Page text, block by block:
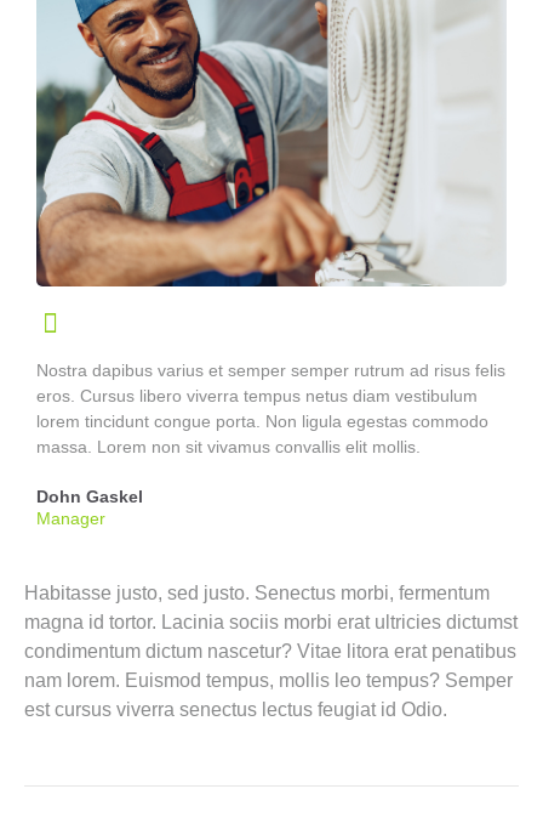
Nostra dapibus varius et semper semper rutrum ad risus felis
eros. Cursus libero viverra tempus netus diam vestibulum
lorem tincidunt congue porta. Non ligula egestas commodo
massa. Lorem non sit vivamus convallis elit mollis.
Dohn Gaskel
Manager
Habitasse justo, sed justo. Senectus morbi, fermentum
magna id tortor. Lacinia sociis morbi erat ultricies dictumst
condimentum dictum nascetur? Vitae litora erat penatibus
nam lorem. Euismod tempus, mollis leo tempus? Semper
est cursus viverra senectus lectus feugiat id Odio.